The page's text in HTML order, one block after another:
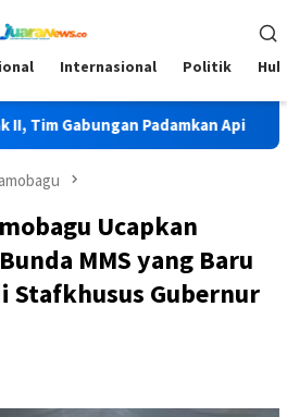
Internasional Politik
Padamkan Api HKG
Ucapkan
MMS yang Baru
Stafkhusus Gubernur